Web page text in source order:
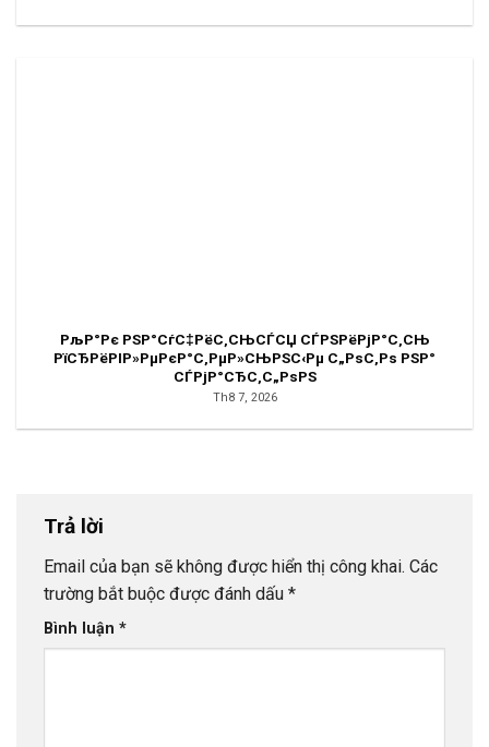
РљР°Рє РЅР°СѓС‡РёС‚СЊСЃСЏ СЃРЅРёРјР°С‚СЊ
РїСЂРёРІР»РµРєР°С‚РµР»СЊРЅС‹Рµ С„РѕС‚Рѕ РЅР°
СЃРјР°СЂС‚С„РѕРЅ
Th8 7, 2026
Trả lời
Email của bạn sẽ không được hiển thị công khai. Các
trường bắt buộc được đánh dấu *
Bình luận *